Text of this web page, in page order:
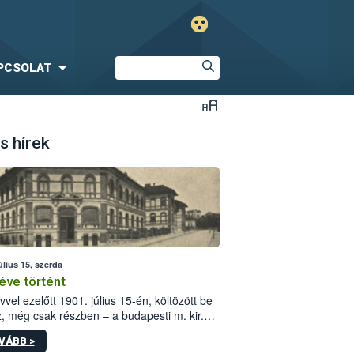
hírek
15, szerda
történt
ezelőtt 1901. július 15-én, költözött be
még csak részben – a budapesti m. kir.
állomás a Kis Rókus utca
alatti, Czigler Győző által tervezett új
>